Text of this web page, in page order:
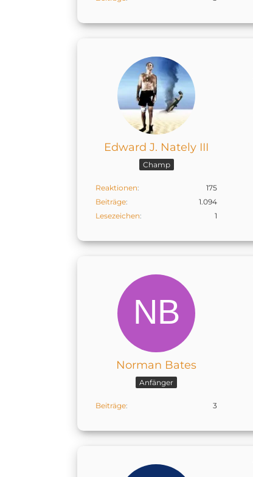
Edward J. Nately III
Champ
Reaktionen
175
Beiträge
1.094
Lesezeichen
1
Norman Bates
Anfänger
Beiträge 3